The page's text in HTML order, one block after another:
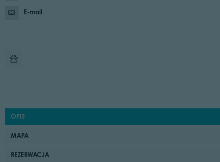
E-mail
OPIS
MAPA
REZERWACJA